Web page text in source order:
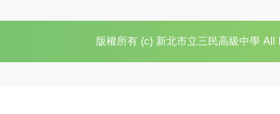
版權所有 (c) 新北市立三民高級中學 All